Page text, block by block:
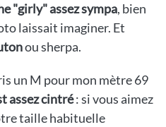
"girly" assez sympa, bien
laissait imaginer. Et
ou sherpa.
un M pour mon mètre 69
assez cintré: si vous aimez
taille habituelle